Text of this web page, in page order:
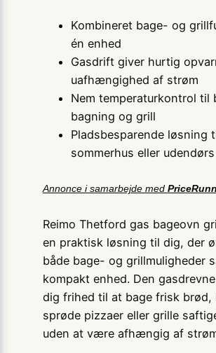
Kombineret bage- og
én enhed
Gasdrift giver hurtig
uafhængighed af strøm
Nem temperaturkontrol til
bagning og grill
Pladsbesparende løsning
sommerhus eller
Annonce i samarbejde med
Reimo Thetford gas bageovn
en praktisk løsning til dig, der
både bage- og grillmuligheder
kompakt enhed. Den
dig frihed til at bage frisk brød,
sprøde pizzaer eller grille
uden at være afhængig af